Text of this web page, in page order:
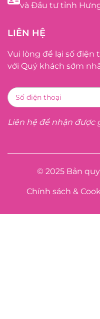
và Đầu tư tỉnh
LIÊN HỆ
Vui lòng để lại số điện
với Quý khách sớm
Liên hệ để nhận được
© 2025 Bản
Chính sách &